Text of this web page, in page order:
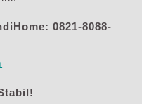
0821-8088-